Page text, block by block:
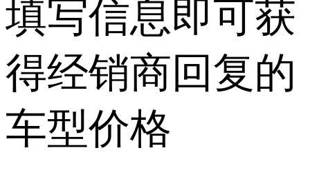
填写信息即可获
得经销商回复的
车型价格